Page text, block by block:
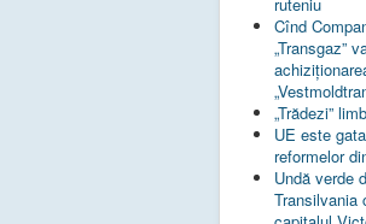
Cînd
„Transgaz”
„Trădezi”
UE este
reformelor
Undă verde
Transilvania